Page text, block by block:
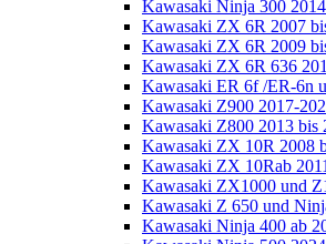
Kawasaki Ninja 300
Kawasaki ZX 6R 2007
Kawasaki ZX 6R 2009
Kawasaki ZX 6R 636
Kawasaki ER 6f /ER-6n
Kawasaki Z900 2017-
Kawasaki Z800 2013 bis
Kawasaki ZX 10R 2008
Kawasaki ZX 10Rab 2011
Kawasaki ZX1000 und
Kawasaki Z 650 und
Kawasaki Ninja 400 ab